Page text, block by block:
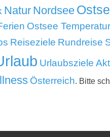
Natur Nordsee
Ostsee Temperatur
Reiseziele Rundreise
Urlaubsziele
Österreich. Bitte